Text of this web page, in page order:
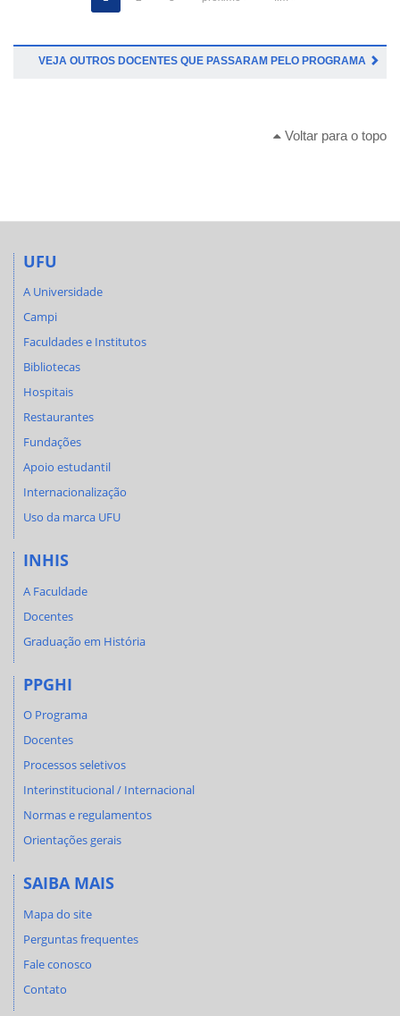
VEJA OUTROS DOCENTES QUE PASSARAM PELO PROGRAMA
Voltar para o topo
UFU
A Universidade
Campi
Faculdades e Institutos
Bibliotecas
Hospitais
Restaurantes
Fundações
Apoio estudantil
Internacionalização
Uso da marca UFU
INHIS
A Faculdade
Docentes
Graduação em História
PPGHI
O Programa
Docentes
Processos seletivos
Interinstitucional / Internacional
Normas e regulamentos
Orientações gerais
SAIBA MAIS
Mapa do site
Perguntas frequentes
Fale conosco
Contato